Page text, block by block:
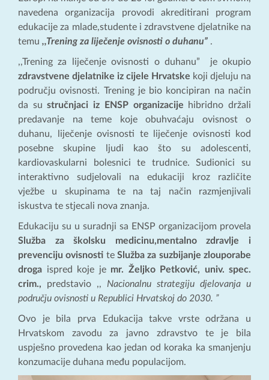
navedena organizacija provodi akreditirani program
edukacije za mlade,studente i zdravstvene djelatnike na
temu ,,Trening za liječenje ovisnosti o duhanu” .
,,Trening za liječenje ovisnosti o duhanu” je okupio
zdravstvene djelatnike iz cijele Hrvatske koji djeluju na
području ovisnosti. Trening je bio koncipiran na način
da sustručnjaci iz ENSP organizacije hibridno držali
predavanje na teme koje obuhvaćaju ovisnost o
duhanu, liječenje ovisnosti te liječenje ovisnosti kod
posebne skupine ljudi kao što su adolescenti,
kardiovaskularni bolesnici te trudnice. Sudionici su
interaktivno sudjelovali na edukaciji kroz različite
vježbe u skupinama te na taj način razmjenjivali
iskustva te stjecali nova znanja.
Edukaciju su u suradnji sa ENSP organizacijom provela
Služba za školsku medicinu,mentalno zdravlje i
prevenciju ovisnosti teSlužba za suzbijanje zlouporabe
droga ispred koje je mr. Željko Petković, univ. spec.
crim., predstavio ,, Nacionalnu strategiju djelovanja u
području ovisnosti u Republici Hrvatskoj do 2030. ”
Ovo je bila prva Edukacija takve vrste održana u
Hrvatskom zavodu za javno zdravstvo te je bila
uspješno provedena kao jedan od koraka ka smanjenju
konzumacije duhana među populacijom.